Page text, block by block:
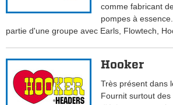
comme fabricant
pompes à
partie d'une groupe avec Earls, Flowtech,
Hooker
Très présent dans
Fournit surtout